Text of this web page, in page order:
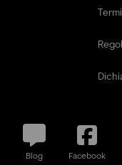
Blog Facebook